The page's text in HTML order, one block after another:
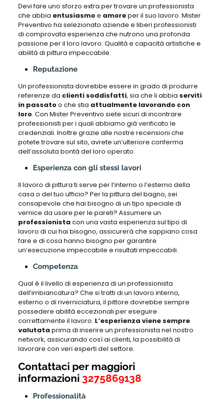
Devi fare uno sforzo extra per trovare un professionista
che abbia entusiasmoe amoreper il suo lavoro. Mister
Preventivo ha selezionato aziende e liberi professionisti
di comprovata esperienza che nutrono una profonda
passione per il loro lavoro. Qualità e capacità artistiche e
abilità di pittura impeccabile.
Reputazione
Un professionista dovrebbe essere in grado di produrre
referenze da clienti soddisfatti, sia che li abbia serviti
in passatoo che stia attualmente lavorando con
loro. Con Mister Preventivo siete sicuri di incontrare
professionisti per i quali abbiamo già verificato le
credenziali. Inoltre grazie alle nostre recensioni che
potete trovare sul sito, avrete un’ulteriore conferma
dell’assoluta bontà del loro operato.
Esperienza con gli stessi lavori
Il lavoro di pittura ti serve per l’interno o l’esterno della
casa o del tuo ufficio? Per la pittura del bagno, sei
consapevole che hai bisogno di un tipo speciale di
vernice da usare per le pareti? Assumere un
professionista con una vasta esperienza sul tipo di
lavoro di cui hai bisogno, assicurerà che sappiano cosa
fare e di cosa hanno bisogno per garantire
un’esecuzione impeccabile e risultati impeccabili.
Competenza
Qual è il livello di esperienza di un professionista
dell’imbiancatura? Che si tratti di un lavoro interno,
esterno o di riverniciatura, il pittore dovrebbe sempre
possedere abilità eccezionali per eseguire
correttamente il lavoro. L’esperienza viene sempre
valutata prima di inserire un professionista nel nostro
network, assicurando così ai clienti, la possibilità di
lavorare con veri esperti del settore.
Contattaci per maggiori
informazioni 3275869138
Professionalità